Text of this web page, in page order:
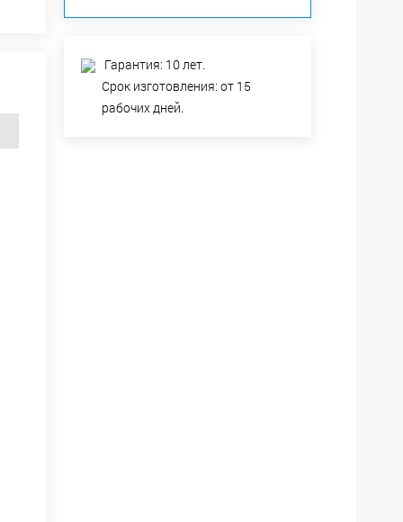
Гарантия: 10 лет.
Срок изготовления: от 15
рабочих дней.